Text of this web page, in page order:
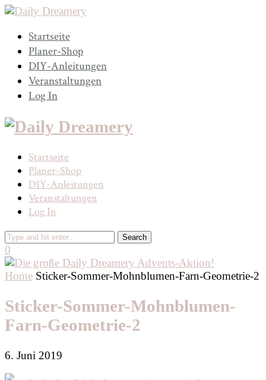
Startseite
Planer-Shop
DIY-Anleitungen
Veranstaltungen
Log In
Startseite
Planer-Shop
DIY-Anleitungen
Veranstaltungen
Log In
0
Home Sticker-Sommer-Mohnblumen-Farn-Geometrie-2
Sticker-Sommer-Mohnblumen-
Farn-Geometrie-2
6. Juni 2019